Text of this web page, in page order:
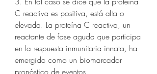
C reactiva es positiva, está alta o
elevada. La proteína C reactiva, un
reactante de fase aguda que participa
en la respuesta inmunitaria innata, ha
emergido como un biomarcador
pronóstico de eventos